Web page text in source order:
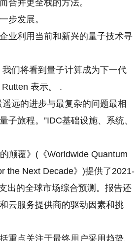
合并更全栈的方法。
步发展。
业利用当前和新兴的量子技术寻
们将看到量子计算成为下一代
表示。 .
远的进步与最复杂的问题最相
旅程。”IDC基础设施、系统、
颠覆》(《Worldwide Quantum
the Next Decade》)提供了2021-
出的全球市场综合预测。报告还
云服务提供商的驱动因素和挑
重点关注于最终用户采用趋势、